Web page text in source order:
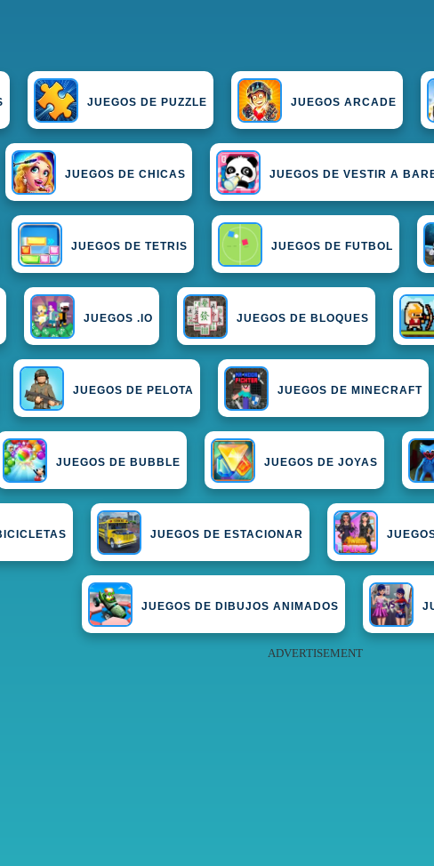
JUEGOS DE PUZZLE JUEGOS ARCADE
JUEGOS DE CHICAS JUEGOS DE VESTIR A
JUEGOS DE TETRIS JUEGOS DE FUTBOL
JUEGOS .IO JUEGOS DE BLOQUES
JUEGOS DE PELOTA JUEGOS DE MINECRAFT
JUEGOS DE BUBBLE JUEGOS DE JOYAS
JUEGOS DE ESTACIONAR
JUEGOS DE DIBUJOS ANIMADOS
ADVERTISEMENT